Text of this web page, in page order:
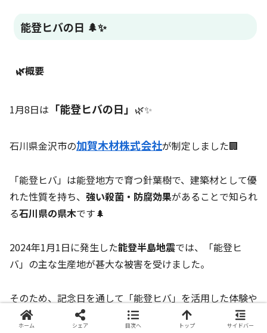
能登ヒバの日 🌲✨
🌿概要
1月8日は 「能登ヒバの日」 🌿✨
石川県金沢市の加賀木材株式会社が制定しました🏢
「能登ヒバ」は能登地方で育つ針葉樹で、建築材として優
れた性質を持ち、 強い殺菌・防腐効果があることで知られ
る石川県の県木です🌲
2024年1月1日に発生した能登半島地震では、「能登ヒ
バ」の主な生産地が甚大な被害を受けました。
そのため、記念日を通して「能登ヒバ」を活用した体験や
製品を観光資源として広め、復興のシンボル
とすることを
ホーム シェア 目次へ トップ サイドバー